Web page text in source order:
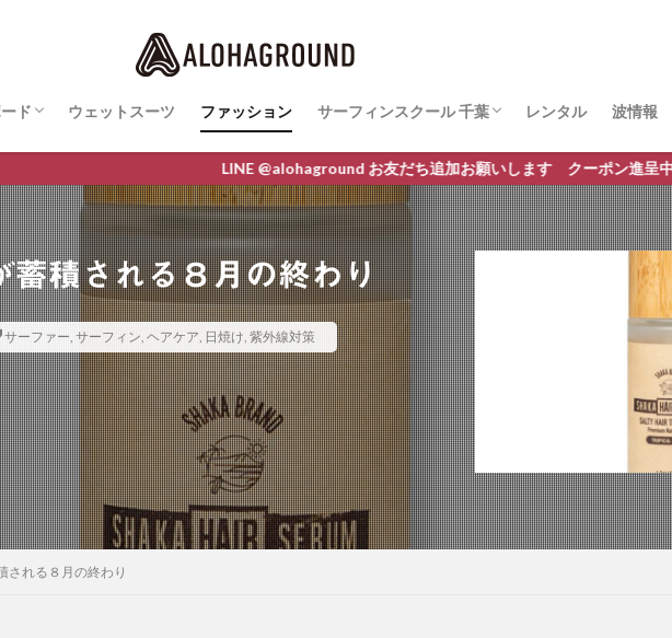
ド
ード最新情報
LINE
ウェットスーツ ファッション サーフィンスクール 千葉
サーフィンスクールレポート
レンタル 波情報
LINE @alohaground お友だち追加お願いします クーポン進呈中 キャッシュレス決済
蓄積される８月の終わり
サーファー, サーフィン, ヘアケア, 日焼け, 紫外線対策
される８月の終わり